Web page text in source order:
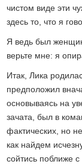
чистом виде эти
здесь то, что я
Я ведь был
верьте мне: я
Итак, Лика
предположил
основываясь на
зачата, был в
фактических, но
как найдем
сойтись поближе